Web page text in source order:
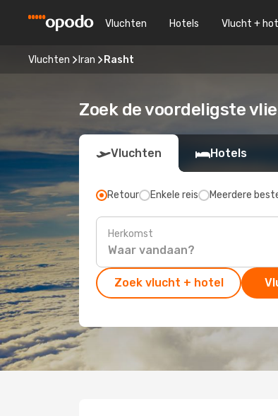
Vluchten Hotels Vlucht +
Vluchten Iran Rasht
Zoek de voordeligste
Vluchten Hotels
Retour Enkele reis Meerdere
Herkomst
Zoek vlucht + hotel